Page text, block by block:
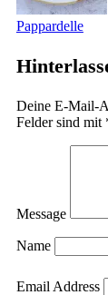
Pappardelle
Deine E-Mail-
Felder sind mit
Message
Name
Email Address